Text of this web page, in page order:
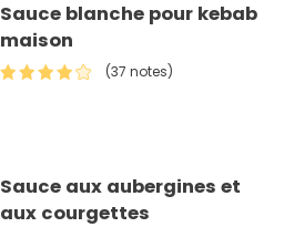
Sauce blanche pour kebab
maison
(37 notes)
Sauce aux aubergines et
aux courgettes